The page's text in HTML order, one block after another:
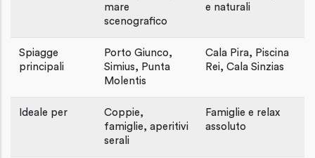
mare
scenografico
e naturali
Spiagge
principali
Porto Giunco,
Simius, Punta
Molentis
Cala Pira, Piscina
Rei, Cala Sinzias
Ideale per
Coppie,
famiglie, aperitivi
serali
Famiglie e relax
assoluto